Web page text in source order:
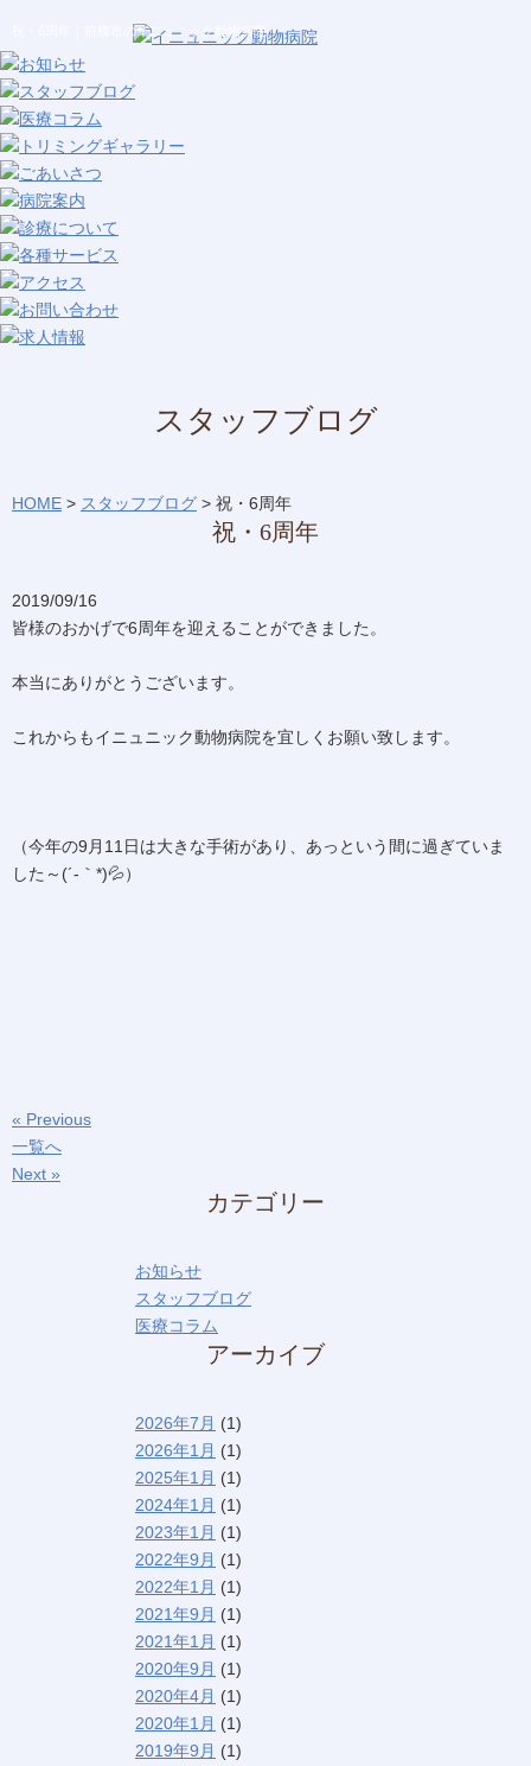
祝・6周年｜前橋市のイニュニック動物病院
スタッフブログ
HOME > スタッフブログ > 祝・6周年
祝・6周年
2019/09/16
皆様のおかげで6周年を迎えることができました。
本当にありがとうございます。
これからもイニュニック動物病院を宜しくお願い致します。
（今年の9月11日は大きな手術があり、あっという間に過ぎていま
した～(´-｀*)💦）
« Previous
一覧へ
Next »
カテゴリー
お知らせ
スタッフブログ
医療コラム
アーカイブ
2026年7月 (1)
2026年1月 (1)
2025年1月 (1)
2024年1月 (1)
2023年1月 (1)
2022年9月 (1)
2022年1月 (1)
2021年9月 (1)
2021年1月 (1)
2020年9月 (1)
2020年4月 (1)
2020年1月 (1)
2019年9月 (1)